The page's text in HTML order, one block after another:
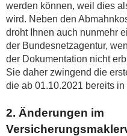
werden können, weil dies
wird. Neben den
droht Ihnen auch nunmehr
der Bundesnetzagentur,
der Dokumentation nicht
Sie daher zwingend die
die ab 01.10.2021 bereits in
2. Änderungen im